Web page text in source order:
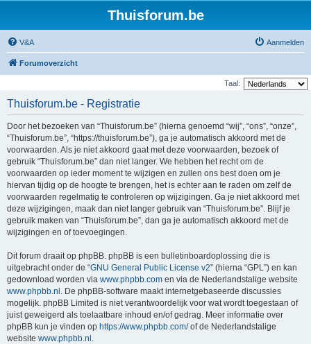
Thuisforum.be
V&A Aanmelden
Forumoverzicht
Taal:
Thuisforum.be - Registratie
Door het bezoeken van “Thuisforum.be” (hierna genoemd “wij”, “ons”, “onze”,
“Thuisforum.be”, “https://thuisforum.be”), ga je automatisch akkoord met de
voorwaarden. Als je niet akkoord gaat met deze voorwaarden, bezoek of
gebruik “Thuisforum.be” dan niet langer. We hebben het recht om de
voorwaarden op ieder moment te wijzigen en zullen ons best doen om je
hiervan tijdig op de hoogte te brengen, het is echter aan te raden om zelf de
voorwaarden regelmatig te controleren op wijzigingen. Ga je niet akkoord met
deze wijzigingen, maak dan niet langer gebruik van “Thuisforum.be”. Blijf je
gebruik maken van “Thuisforum.be”, dan ga je automatisch akkoord met de
wijzigingen en of toevoegingen.
Dit forum draait op phpBB. phpBB is een bulletinboardoplossing die is
uitgebracht onder de “GNU General Public License v2” (hierna “GPL”) en kan
gedownload worden via www.phpbb.com en via de Nederlandstalige website
www.phpbb.nl . De phpBB-software maakt internetgebaseerde discussies
mogelijk. phpBB Limited is niet verantwoordelijk voor wat wordt toegestaan of
juist geweigerd als toelaatbare inhoud en/of gedrag. Meer informatie over
phpBB kun je vinden op https://www.phpbb.com/of de Nederlandstalige
website www.phpbb.nl .